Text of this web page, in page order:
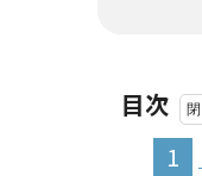
目次
1